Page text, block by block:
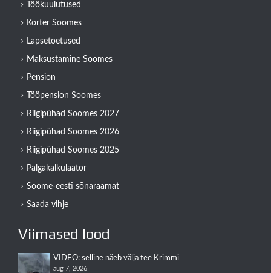
Töökuulutused
Korter Soomes
Lapsetoetused
Maksustamine Soomes
Pension
Tööpension Soomes
Riigipühad Soomes 2027
Riigipühad Soomes 2026
Riigipühad Soomes 2025
Palgakalkulaator
Soome-eesti sõnaraamat
Saada vihje
Viimased lood
VIDEO: selline näeb välja tee Krimmi
aug 7, 2026